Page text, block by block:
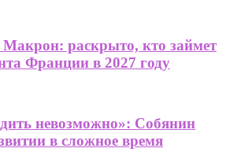
раскрыто, кто займет
Франции в 2027 году
невозможно»: Собянин
в сложное время